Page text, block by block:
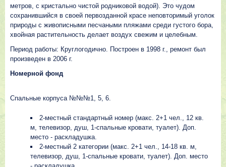
метров, с кристально чистой родниковой водой). Это чудом
сохранившийся в своей первозданной красе неповторимый уголок
природы с живописными песчаными пляжами среди густого бора,
хвойная растительность делает воздух свежим и целебным.
Период работы: Круглогодично. Построен в 1998 г., ремонт был
произведен в 2006 г.
Номерной фонд
Спальные корпуса №№№1, 5, 6.
2-местный стандартный номер (макс. 2+1 чел., 12 кв.
м, телевизор, душ, 1-спальные кровати, туалет). Доп.
место - раскладушка.
2-местный 2 категории (макс. 2+1 чел., 14-18 кв. м,
телевизор, душ, 1-спальные кровати, туалет). Доп. место